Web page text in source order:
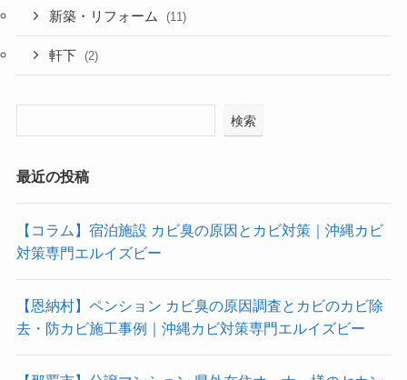
新築・リフォーム (11)
軒下 (2)
検索
最近の投稿
【コラム】宿泊施設 カビ臭の原因とカビ対策｜沖縄カビ
対策専門エルイズビー
【恩納村】ペンション カビ臭の原因調査とカビのカビ除
去・防カビ施工事例｜沖縄カビ対策専門エルイズビー